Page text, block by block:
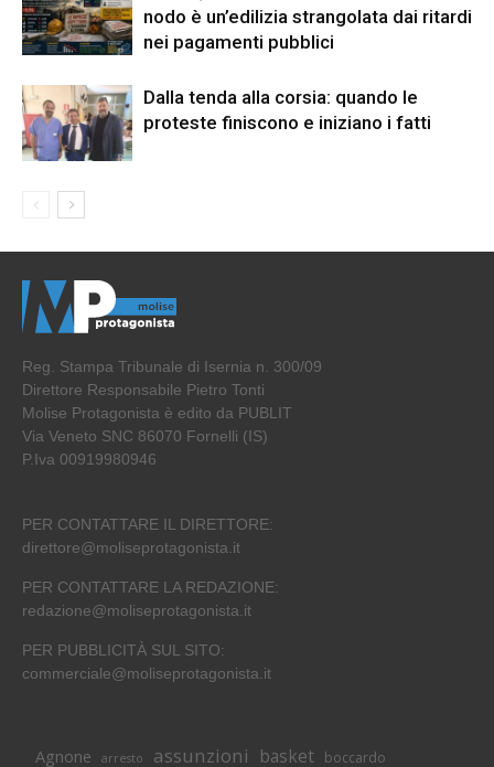
nodo è un’edilizia strangolata dai ritardi
nei pagamenti pubblici
Dalla tenda alla corsia: quando le
proteste finiscono e iniziano i fatti
Reg. Stampa Tribunale di Isernia n. 300/09
Direttore Responsabile Pietro Tonti
Molise Protagonista è edito da PUBLIT
Via Veneto SNC 86070 Fornelli (IS)
P.Iva 00919980946
PER CONTATTARE IL DIRETTORE:
direttore@moliseprotagonista.it
PER CONTATTARE LA REDAZIONE:
redazione@moliseprotagonista.it
PER PUBBLICITÀ SUL SITO:
commerciale@moliseprotagonista.it
Agnone arresto assunzioni basket boccardo